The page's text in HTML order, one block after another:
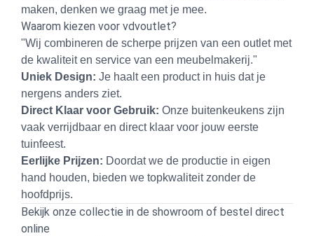
maken, denken we graag met je mee.
Waarom kiezen voor vdvoutlet?
"Wij combineren de scherpe prijzen van een outlet met
de kwaliteit en service van een meubelmakerij."
Uniek Design: Je haalt een product in huis dat je
nergens anders ziet.
Direct Klaar voor Gebruik: Onze buitenkeukens zijn
vaak verrijdbaar en direct klaar voor jouw eerste
tuinfeest.
Eerlijke Prijzen: Doordat we de productie in eigen
hand houden, bieden we topkwaliteit zonder de
hoofdprijs.
Bekijk onze collectie in de showroom of bestel direct
online